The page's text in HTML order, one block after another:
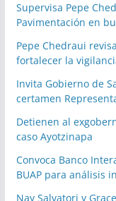
Supervisa Pepe
Pavimentación en
Pepe Chedraui
fortalecer la
Invita Gobierno de
certamen
Detienen al
caso Ayotzinapa
Convoca Banco
BUAP para análisis
Nay Salvatori y